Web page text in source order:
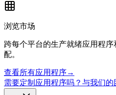
浏览市场
跨每个平台的生产就绪应用程
配。
查看所有应用程序→
需要定制应用程序吗？与我们的